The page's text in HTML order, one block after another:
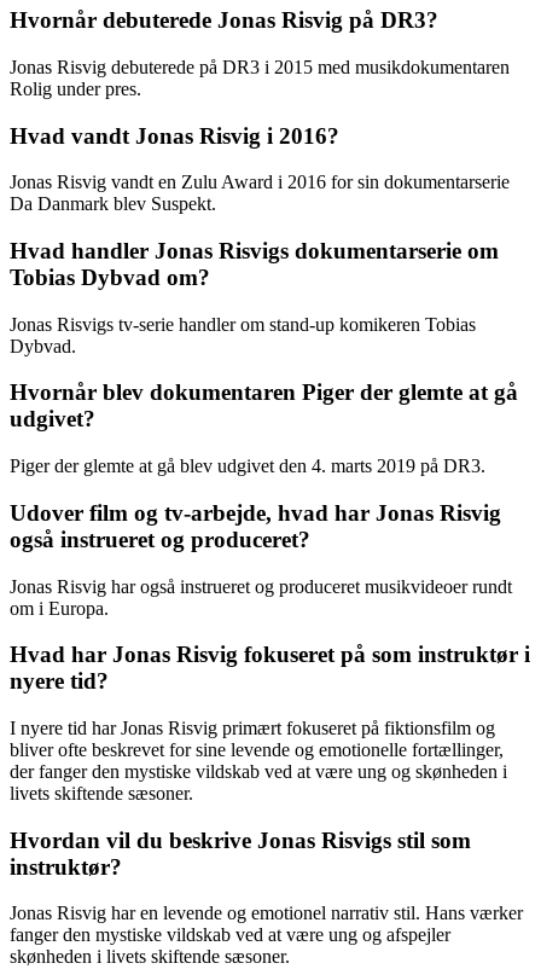
Hvornår debuterede Jonas Risvig på DR3?
Jonas Risvig debuterede på DR3 i 2015 med musikdokumentaren
Rolig under pres.
Hvad vandt Jonas Risvig i 2016?
Jonas Risvig vandt en Zulu Award i 2016 for sin dokumentarserie
Da Danmark blev Suspekt.
Hvad handler Jonas Risvigs dokumentarserie om
Tobias Dybvad om?
Jonas Risvigs tv-serie handler om stand-up komikeren Tobias
Dybvad.
Hvornår blev dokumentaren Piger der glemte at gå
udgivet?
Piger der glemte at gå blev udgivet den 4. marts 2019 på DR3.
Udover film og tv-arbejde, hvad har Jonas Risvig
også instrueret og produceret?
Jonas Risvig har også instrueret og produceret musikvideoer rundt
om i Europa.
Hvad har Jonas Risvig fokuseret på som instruktør i
nyere tid?
I nyere tid har Jonas Risvig primært fokuseret på fiktionsfilm og
bliver ofte beskrevet for sine levende og emotionelle fortællinger,
der fanger den mystiske vildskab ved at være ung og skønheden i
livets skiftende sæsoner.
Hvordan vil du beskrive Jonas Risvigs stil som
instruktør?
Jonas Risvig har en levende og emotionel narrativ stil. Hans værker
fanger den mystiske vildskab ved at være ung og afspejler
skønheden i livets skiftende sæsoner.